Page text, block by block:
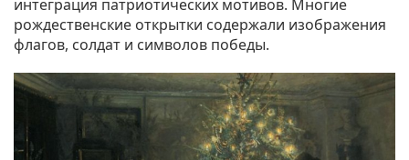
интеграция патриотических мотивов. Многие
рождественские открытки содержали изображения
флагов, солдат и символов победы.